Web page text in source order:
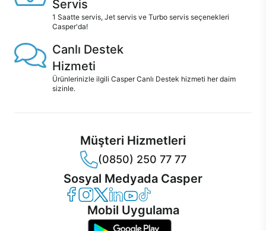
Servis
1 Saatte servis, Jet servis ve Turbo servis seçenekleri
Casper'da!
Canlı Destek
Hizmeti
Ürünlerinizle ilgili Casper Canlı Destek hizmeti her daim
sizinle.
Müşteri Hizmetleri
(0850) 250 77 77
Sosyal Medyada Casper
Casper Facebook
Casper Instagram
Casper Twitter
Casper LinkedIn
Casper YouTube
Casper TikTok
Mobil Uygulama